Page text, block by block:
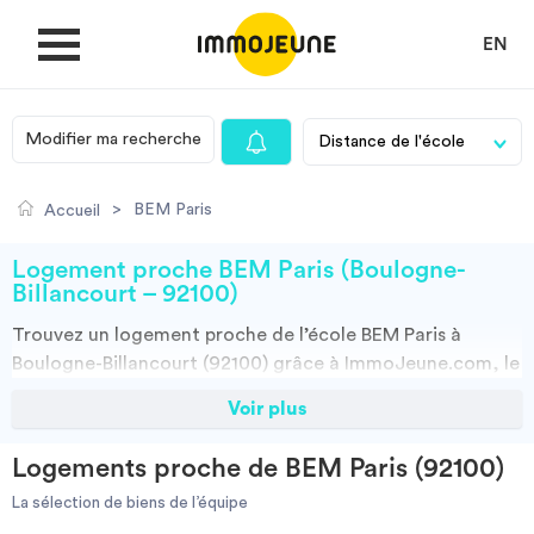
EN
MON COMPTE
Je cherche un logement
Villes
Modifier ma recherche
Accueil > BEM Paris
Logement proche BEM Paris (Boulogne-
Billancourt – 92100)
Trouvez un logement proche de l’école BEM Paris à
Boulogne-Billancourt (92100) grâce à ImmoJeune.com, le
d’offres de locations proches de l’BEM Paris : résidences
colocations. Vous avez tous les choix.
Vous pouvez faire votre recherche en fonction du type de bien à louer,
Voir plus
Logements proche de BEM Paris (92100)
La sélection de biens de l’équipe